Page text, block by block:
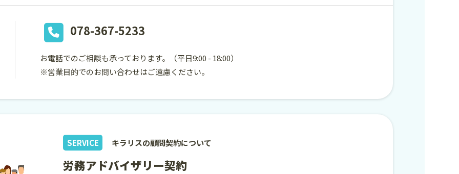
078-367-5233
お電話でのご相談も承っております。
（平日9:00 - 18:00）
※営業目的でのお問い合わせはご遠慮ください。
SERVICE キラリスの顧問契約について
労務アドバイザリー契約